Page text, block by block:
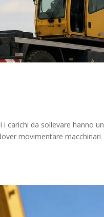
carichi da sollevare hanno un
movimentare macchinari